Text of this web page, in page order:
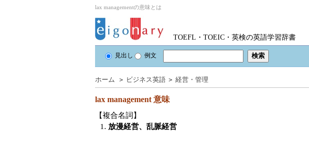
lax managementの意味とは
TOEFL・TOEIC・英検の英語学習辞書
見出し 例文
ホーム ＞ ビジネス英語 ＞ 経営・管理
lax management 意味
【複合名詞】
1. 放漫経営、乱脈経営